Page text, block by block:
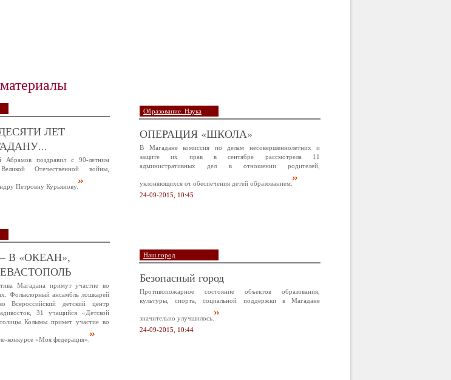
ЛЕТ
поздравил с 90-летним
Отечественной войны,
Петровну Курьянову.
Образование. Наука
ОПЕРАЦИЯ «ШКОЛА»
В Магадане комиссия по делам несовершеннолетних и
защите их прав в сентябре рассмотрела 11
административных дел в отношении родителей,
уклоняющихся от обеспечения детей образованием.
24-09-2015, 10:45
В «ОКЕАН»,
Магадана примут участие во
Фольклорный ансамбль лошкарей
Всероссийский детский центр
31 учащийся «Детской
Колымы примет участие во
конкурсе «Моя федерация».
Наш город
Безопасный город
Противопожарное состояние объектов образования,
культуры, спорта, социальной поддержки в Магадане
значительно улучшилось.
24-09-2015, 10:44